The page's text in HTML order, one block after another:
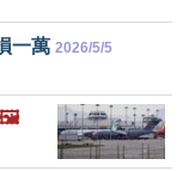
一萬 2026/5/5
🖼️